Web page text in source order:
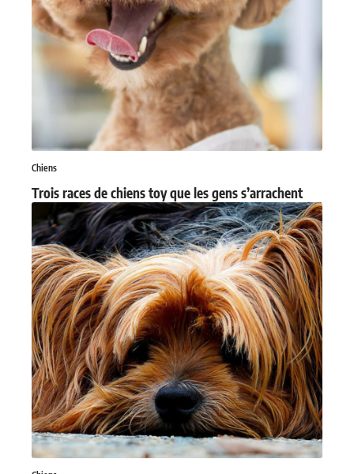
Chiens
Trois races de chiens toy que les gens s’arrachent